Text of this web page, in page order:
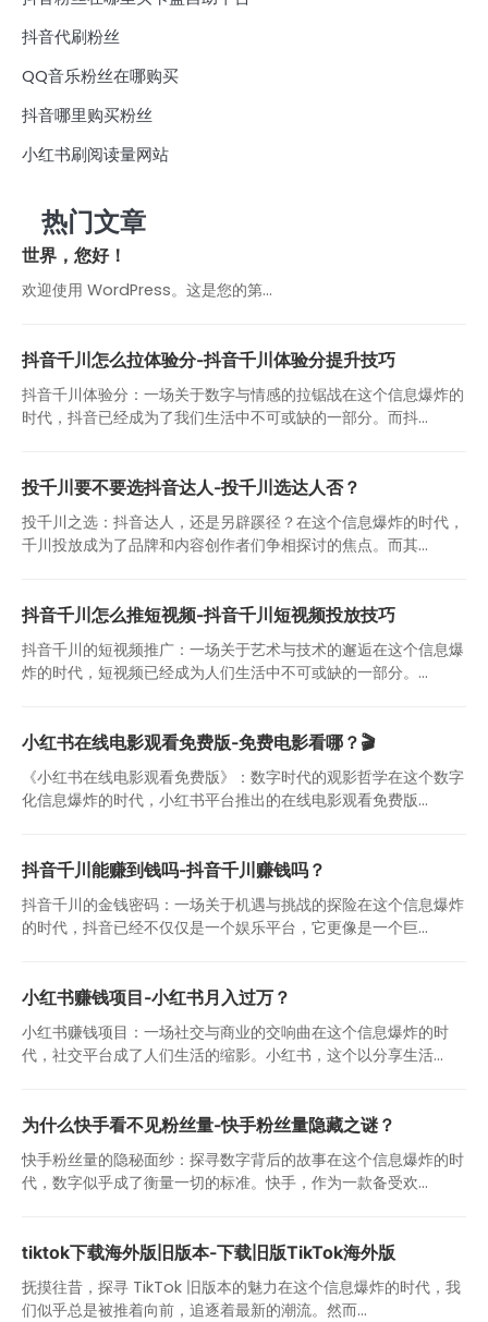
抖音代刷粉丝
QQ音乐粉丝在哪购买
抖音哪里购买粉丝
小红书刷阅读量网站
热门文章
世界，您好！
欢迎使用 WordPress。这是您的第…
抖音千川怎么拉体验分-抖音千川体验分提升技巧
抖音千川体验分：一场关于数字与情感的拉锯战在这个信息爆炸的
时代，抖音已经成为了我们生活中不可或缺的一部分。而抖...
投千川要不要选抖音达人-投千川选达人否？
投千川之选：抖音达人，还是另辟蹊径？在这个信息爆炸的时代，
千川投放成为了品牌和内容创作者们争相探讨的焦点。而其...
抖音千川怎么推短视频-抖音千川短视频投放技巧
抖音千川的短视频推广：一场关于艺术与技术的邂逅在这个信息爆
炸的时代，短视频已经成为人们生活中不可或缺的一部分。...
小红书在线电影观看免费版-免费电影看哪？🎬
《小红书在线电影观看免费版》：数字时代的观影哲学在这个数字
化信息爆炸的时代，小红书平台推出的在线电影观看免费版...
抖音千川能赚到钱吗-抖音千川赚钱吗？
抖音千川的金钱密码：一场关于机遇与挑战的探险在这个信息爆炸
的时代，抖音已经不仅仅是一个娱乐平台，它更像是一个巨...
小红书赚钱项目-小红书月入过万？
小红书赚钱项目：一场社交与商业的交响曲在这个信息爆炸的时
代，社交平台成了人们生活的缩影。小红书，这个以分享生活...
为什么快手看不见粉丝量-快手粉丝量隐藏之谜？
快手粉丝量的隐秘面纱：探寻数字背后的故事在这个信息爆炸的时
代，数字似乎成了衡量一切的标准。快手，作为一款备受欢...
tiktok下载海外版旧版本-下载旧版TikTok海外版
抚摸往昔，探寻 TikTok 旧版本的魅力在这个信息爆炸的时代，我
们似乎总是被推着向前，追逐着最新的潮流。然而...